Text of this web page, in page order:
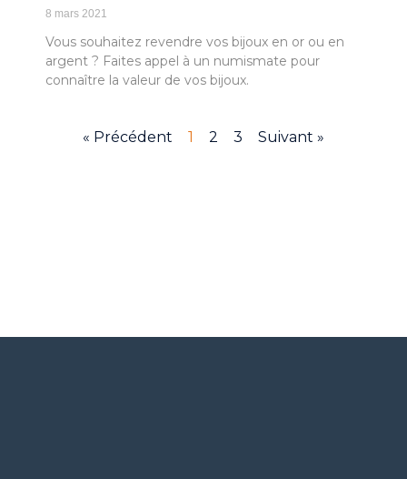
8 mars 2021
Vous souhaitez revendre vos bijoux en or ou en
argent ? Faites appel à un numismate pour
connaître la valeur de vos bijoux.
« Précédent 1 2 3 Suivant »